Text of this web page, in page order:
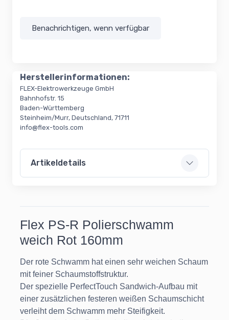
Benachrichtigen, wenn verfügbar
Herstellerinformationen:
FLEX-Elektrowerkzeuge GmbH
Bahnhofstr. 15
Baden-Württemberg
Steinheim/Murr, Deutschland, 71711
info@flex-tools.com
Artikeldetails
Flex PS-R Polierschwamm
weich Rot 160mm
Der rote Schwamm hat einen sehr weichen Schaum
mit feiner Schaumstoffstruktur.
Der spezielle PerfectTouch Sandwich-Aufbau mit
einer zusätzlichen festeren weißen Schaumschicht
verleiht dem Schwamm mehr Steifigkeit.